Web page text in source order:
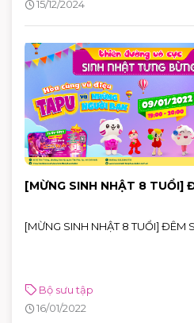
khoe cá tính với các outfit của
những gợi ý từ các thương hiệu
LEMINO, MINISO, MINIGOOD,
ESTELLE, PNJ, và nhiều thương
sinh năm nay!
15/12/2024
[MỪNG SINH NHẬT 8 TUỔI]
[MỪNG SINH NHẬT 8 TUỔI] ĐÊM
Bộ sưu tập
16/01/2022